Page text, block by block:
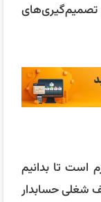
تصمیم‌گیری‌های
است تا بدانیم
شغلی حسابدار